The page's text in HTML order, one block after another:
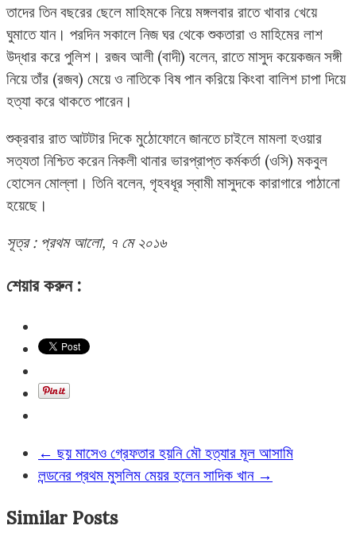
তাদের তিন বছরের ছেলে মাহিমকে নিয়ে মঙ্গলবার রাতে খাবার খেয়ে
ঘুমাতে যান। পরদিন সকালে নিজ ঘর থেকে শুকতারা ও মাহিমের লাশ
উদ্ধার করে পুলিশ। রজব আলী (বাদী) বলেন, রাতে মাসুদ কয়েকজন সঙ্গী
নিয়ে তাঁর (রজব) মেয়ে ও নাতিকে বিষ পান করিয়ে কিংবা বালিশ চাপা দিয়ে
হত্যা করে থাকতে পারেন।
শুক্রবার রাত আটটার দিকে মুঠোফোনে জানতে চাইলে মামলা হওয়ার
সত্যতা নিশ্চিত করেন নিকলী থানার ভারপ্রাপ্ত কর্মকর্তা (ওসি) মকবুল
হোসেন মোল্লা। তিনি বলেন, গৃহবধূর স্বামী মাসুদকে কারাগারে পাঠানো
হয়েছে।
সূত্র : প্রথম আলো, ৭ মে ২০১৬
শেয়ার করুন :
← ছয় মাসেও গ্রেফতার হয়নি মৌ হত্যার মূল আসামি
লন্ডনের প্রথম মুসলিম মেয়র হলেন সাদিক খান →
Similar Posts